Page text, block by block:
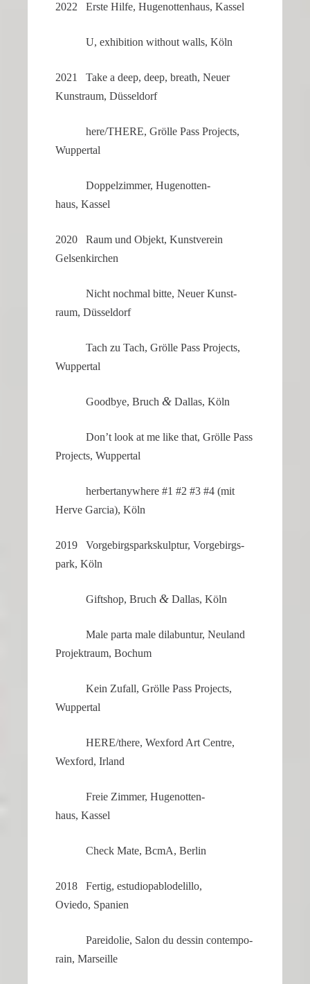
2022 Erste Hilfe, Hugenot­ten­haus, Kassel
U, exhibi­tion without walls, Köln
2021 Take a deep, deep, breath, Neuer
Kunst­raum, Düsseldorf
here/THERE, Grölle Pass Projects,
Wuppertal
Doppel­zimmer, Hugenot­ten­
haus, Kassel
2020 Raum und Objekt, Kunst­verein
Gelsenkirchen
Nicht nochmal bitte, Neuer Kunst­
raum, Düsseldorf
Tach zu Tach, Grölle Pass Projects,
Wuppertal
Goodbye, Bruch & Dallas, Köln
Don’t look at me like that, Grölle Pass
Projects, Wuppertal
herber­ta­ny­where #1 #2 #3 #4 (mit
Herve Garcia), Köln
2019 Vorge­birgs­park­skulptur, Vorge­birgs­
park, Köln
Giftshop, Bruch & Dallas, Köln
Male parta male dilab­untur, Neuland
Projekt­raum, Bochum
Kein Zufall, Grölle Pass Projects,
Wuppertal
HERE/there, Wexford Art Centre,
Wexford, Irland
Freie Zimmer, Hugenot­ten­
haus, Kassel
Check Mate, BcmA, Berlin
2018 Fertig, estudio­pa­b­lo­del­illo,
Oviedo, Spanien
Parei­dolie, Salon du dessin contem­po­
rain, Marseille